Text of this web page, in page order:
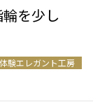
を少し
体験エレガント工房